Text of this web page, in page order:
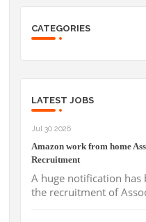
CATEGORIES
LATEST JOBS
Jul 30 2026
Amazon work from home
Recruitment
A huge notification has
the recruitment of